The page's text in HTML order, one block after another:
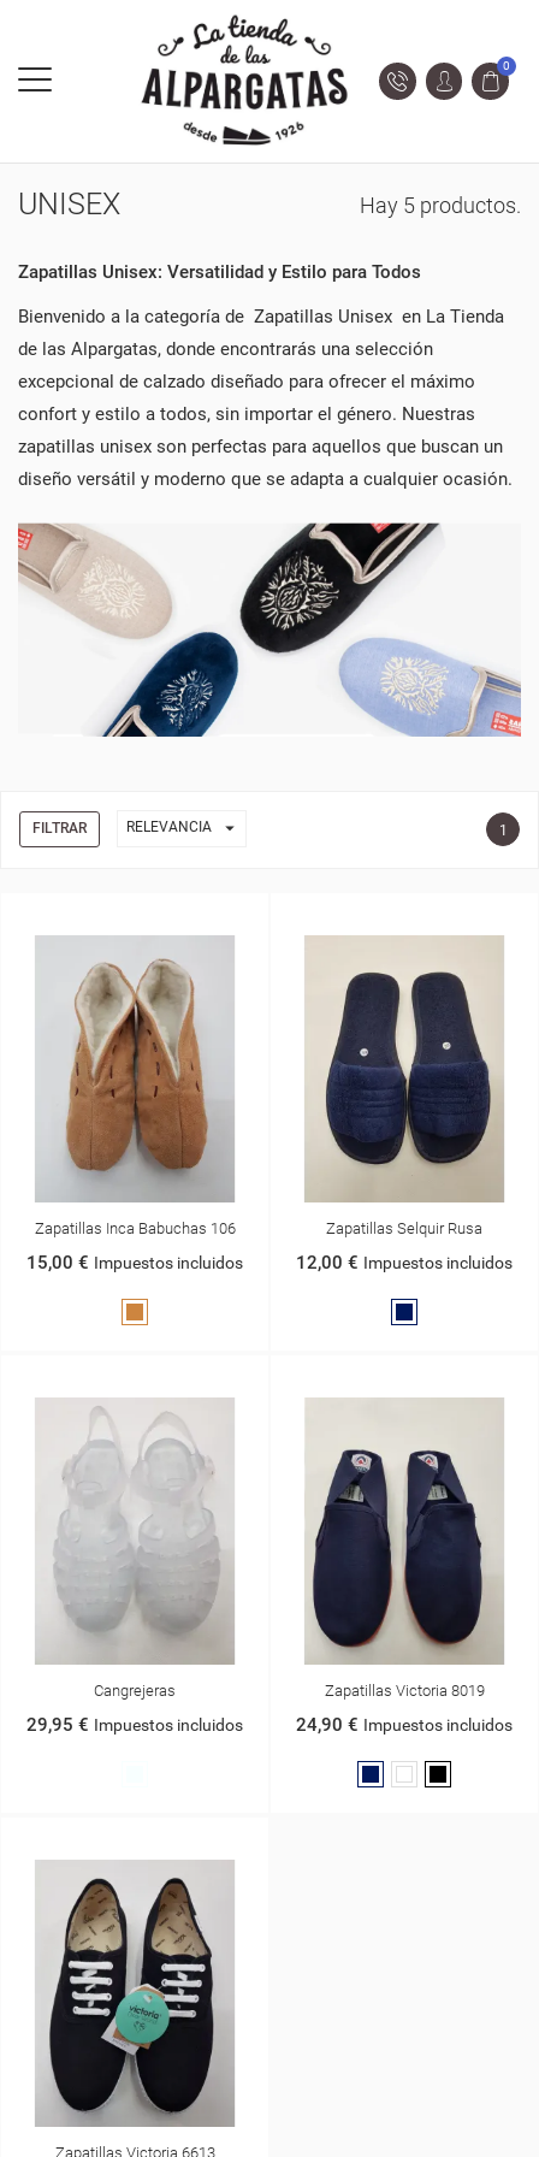
0
UNISEX Hay 5 productos.
Zapatillas Unisex: Versatilidad y Estilo para Todos
Bienvenido a la categoría de Zapatillas Unisex en La Tienda
de las Alpargatas, donde encontrarás una selección
excepcional de calzado diseñado para ofrecer el máximo
confort y estilo a todos, sin importar el género. Nuestras
zapatillas unisex son perfectas para aquellos que buscan un
diseño versátil y moderno que se adapta a cualquier ocasión.
FILTRAR RELEVANCIA  1
Zapatillas Inca Babuchas 106
15,00 € Impuestos incluidos
Zapatillas Selquir Rusa
12,00 € Impuestos incluidos
Cangrejeras
29,95 € Impuestos incluidos
Zapatillas Victoria 8019
24,90 € Impuestos incluidos
AzulBlanco
Zapatillas Victoria 6613